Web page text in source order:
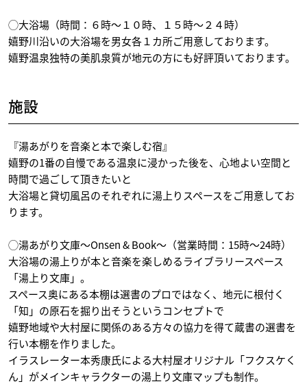
◯大浴場（時間：６時～１０時、１５時～２４時）
嬉野川沿いの大浴場を男女各１カ所ご用意しております。
嬉野温泉独特の美肌泉質が地元の方にも好評頂いております。
施設
『湯あがりを音楽と本で楽しむ宿』
嬉野の1番の自慢である温泉に浸かった後を、心地よい空間と
時間で過ごして頂きたいと
大浴場と貸切風呂のそれぞれに湯上りスペースをご用意してお
ります。
◯湯あがり文庫～Onsen & Book～（営業時間：15時～24時）
大浴場の湯上りが本と音楽を楽しめるライブラリースペース
「湯上り文庫」。
スペース奥にある本棚は選書のプロではなく、地元に根付く
「知」の原石を掘り出そうというコンセプトで
嬉野地域や大村屋に関係のある方々の協力を得て蔵書の選書を
行い本棚を作りました。
イラスレーター本秀康氏による大村屋オリジナル「フクスケく
ん」がメインキャラクターの湯上り文庫マップも制作。